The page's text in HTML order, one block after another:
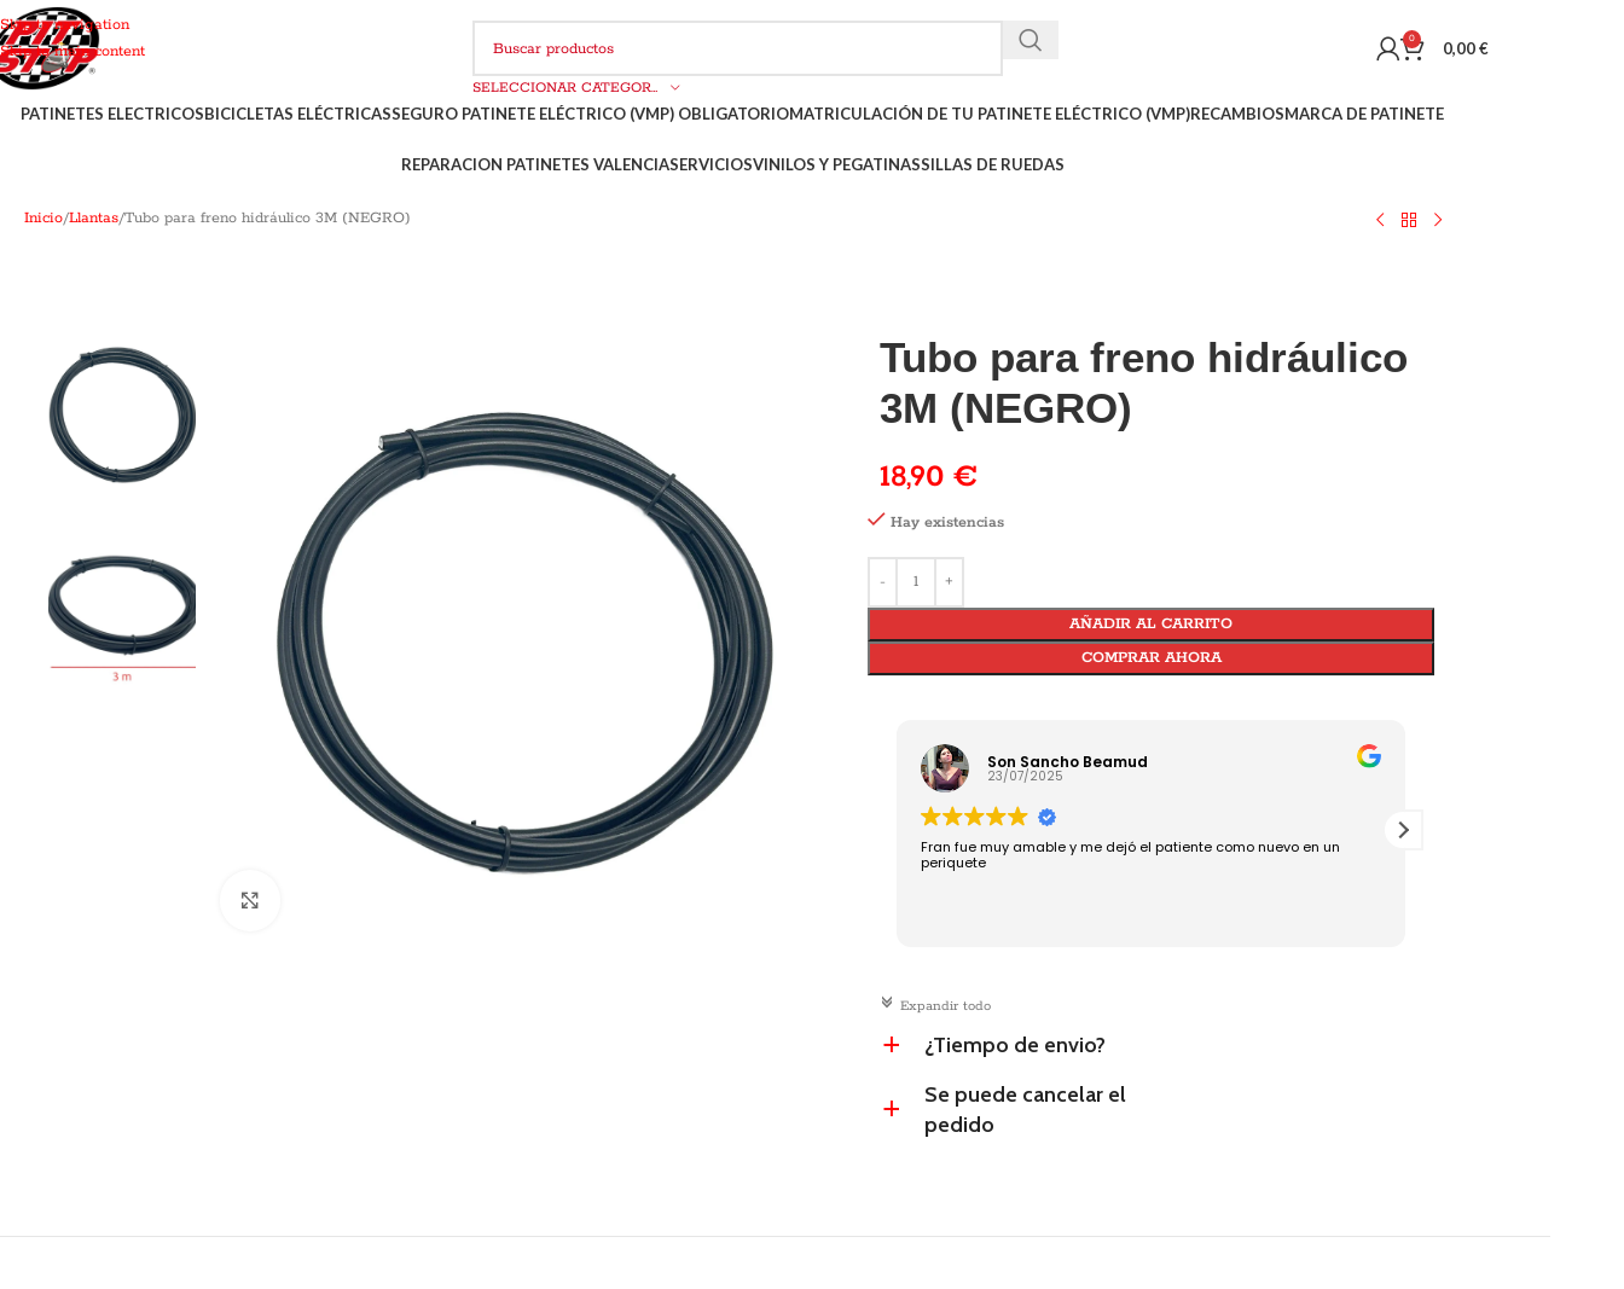
Skip to navigation
Skip to main content
SELECCIONAR CATEGORÍA
0 0,00€
PATINETES ELECTRICOSBICICLETAS ELÉCTRICASSEGURO PATINETE ELÉCTRICO (VMP) OBLIGATORIOMATRICULACIÓN DE TU PATINETE ELÉCTRICO (VMP)RECAMBIOSMARCA DE PATINETE
REPARACION PATINETES VALENCIASERVICIOSVINILOS Y PEGATINASSILLAS DE RUEDAS
Inicio Llantas Tubo para freno hidráulico 3M (NEGRO)
Tubo para freno hidráulico
3M (NEGRO)
18,90€
Son Sancho Beamud
23/07/2025
Fran fue muy amable y me dejó el patiente como nuevo en un
periquete
c Expandir todo
a ¿Tiempo de envio?
a
Se puede cancelar el
pedido
Hay existencias
AÑADIR AL CARRITO
COMPRAR AHORA